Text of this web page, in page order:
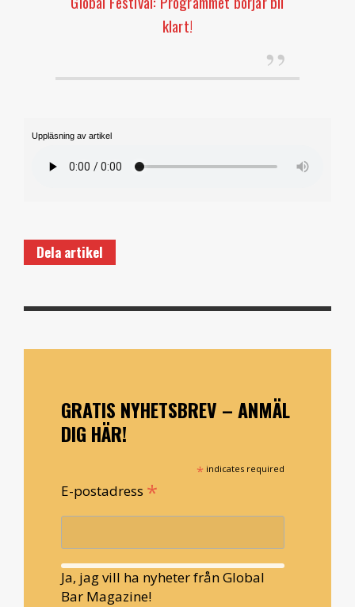
klart!
Uppläsning av artikel
Dela artikel
GRATIS NYHETSBREV – ANMÄL
DIG HÄR!
* indicates required
E-postadress *
Ja, jag vill ha nyheter från Global
Bar Magazine!